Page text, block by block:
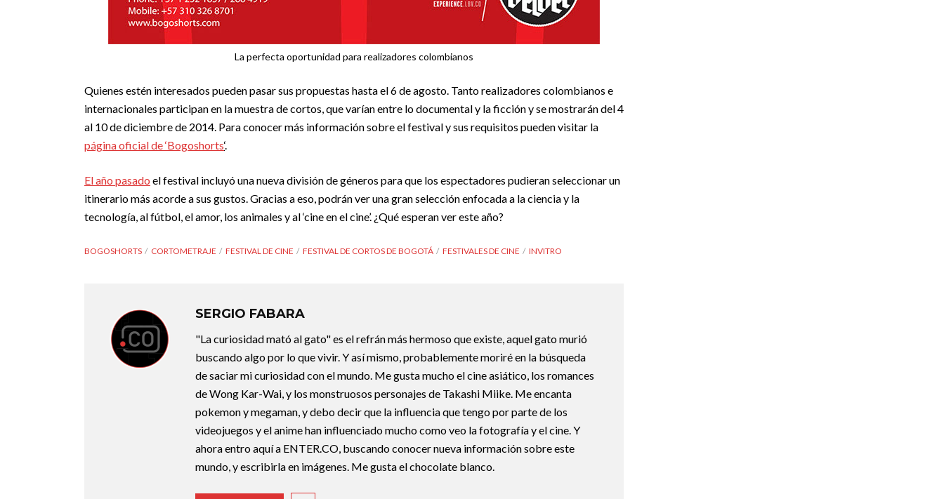
La perfecta oportunidad para realizadores colombianos
Quienes estén interesados pueden pasar sus propuestas hasta el 6 de agosto. Tanto realizadores colombianos e
internacionales participan en la muestra de cortos, que varían entre lo documental y la ficción y se mostrarán del 4
al 10 de diciembre de 2014. Para conocer más información sobre el festival y sus requisitos pueden visitar la
página oficial de ‘Bogoshorts‘.
El año pasado el festival incluyó una nueva división de géneros para que los espectadores pudieran seleccionar un
itinerario más acorde a sus gustos. Gracias a eso, podrán ver una gran selección enfocada a la ciencia y la
tecnología, al fútbol, el amor, los animales y al ‘cine en el cine’. ¿Qué esperan ver este año?
BOGOSHORTS CORTOMETRAJE FESTIVAL DE CINE FESTIVAL DE CORTOS DE BOGOTÁ FESTIVALES DE CINE INVITRO
SERGIO FABARA
"La curiosidad mató al gato" es el refrán más hermoso que existe, aquel gato murió
buscando algo por lo que vivir. Y así mismo, probablemente moriré en la búsqueda
de saciar mi curiosidad con el mundo. Me gusta mucho el cine asiático, los romances
de Wong Kar-Wai, y los monstruosos personajes de Takashi Miike. Me encanta
pokemon y megaman, y debo decir que la influencia que tengo por parte de los
videojuegos y el anime han influenciado mucho como veo la fotografía y el cine. Y
ahora entro aquí a ENTER.CO, buscando conocer nueva información sobre este
mundo, y escribirla en imágenes. Me gusta el chocolate blanco.